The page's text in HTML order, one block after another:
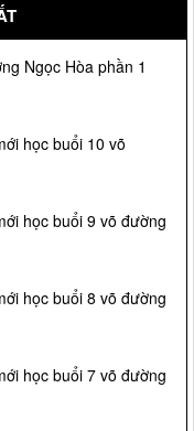
Ngọc Hòa phần 1
học buổi 10 võ
học buổi 9 võ đường
học buổi 8 võ đường
học buổi 7 võ đường